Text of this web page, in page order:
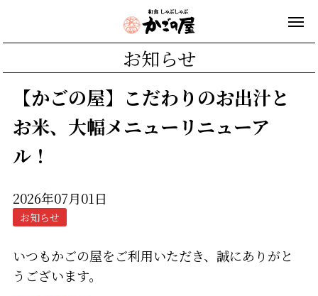
お知らせ
【かごの屋】こだわりのお出汁と
お米、大幅メニューリニューア
ル！
2026年07月01日
お知らせ
いつもかごの屋をご利用いただき、誠にありがと
うございます。